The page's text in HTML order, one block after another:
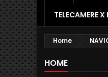
TELECAMERE
Home
HOME